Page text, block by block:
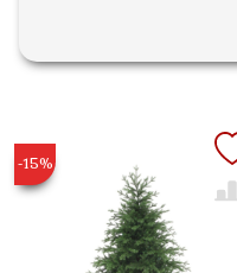
-15%